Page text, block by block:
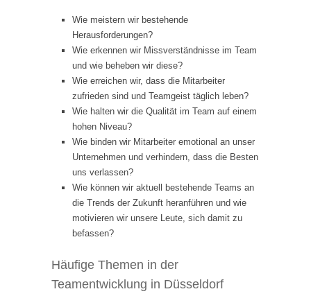
Wie meistern wir bestehende
Herausforderungen?
Wie erkennen wir Missverständnisse im Team
und wie beheben wir diese?
Wie erreichen wir, dass die Mitarbeiter
zufrieden sind und Teamgeist täglich leben?
Wie halten wir die Qualität im Team auf einem
hohen Niveau?
Wie binden wir Mitarbeiter emotional an unser
Unternehmen und verhindern, dass die Besten
uns verlassen?
Wie können wir aktuell bestehende Teams an
die Trends der Zukunft heranführen und wie
motivieren wir unsere Leute, sich damit zu
befassen?
Häufige Themen in der
Teamentwicklung in Düsseldorf